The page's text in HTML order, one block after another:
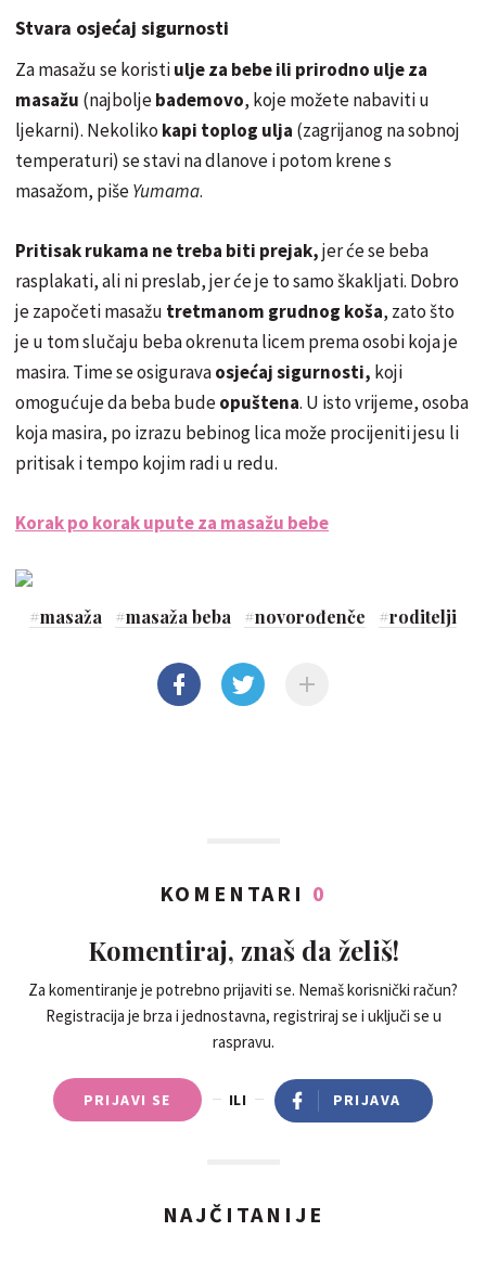
Stvara osjećaj sigurnosti
Za masažu se koristiulje za bebe ili prirodno ulje za
masažu (najboljebademovo, koje možete nabaviti u
ljekarni). Nekoliko kapi toplog ulja (zagrijanog na sobnoj
temperaturi) se stavi na dlanove i potom krene s
masažom, pišeYumama.
Pritisak rukama ne treba biti prejak,jer će se beba
rasplakati, ali ni preslab, jer će je to samo škakljati. Dobro
je započeti masažu tretmanom grudnog koša, zato što
je u tom slučaju beba okrenuta licem prema osobi koja je
masira. Time se osiguravaosjećaj sigurnosti, koji
omogućuje da beba budeopuštena. U isto vrijeme, osoba
koja masira, po izrazu bebinog lica može procijeniti jesu li
pritisak i tempo kojim radi u redu.
Korak po korak upute za masažu bebe
#masaža #masaža beba #novorođenče #roditelji
KOMENTARI 0
Komentiraj, znaš da želiš!
Za komentiranje je potrebno prijaviti se. Nemaš korisnički račun?
Registracija je brza i jednostavna, registriraj se i uključi se u
raspravu.
PRIJAVI SE ILI PRIJAVA
NAJČITANIJE